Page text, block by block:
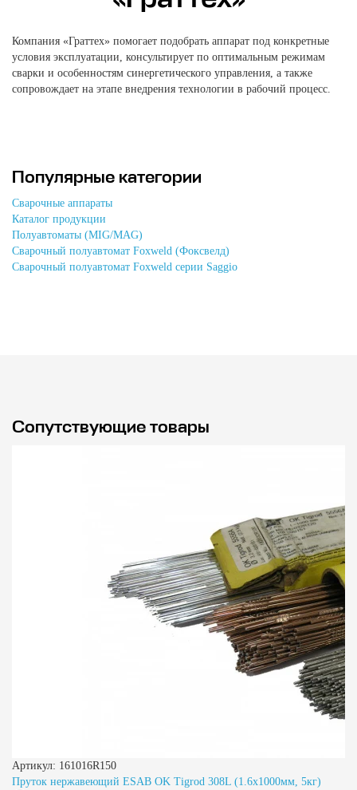
Компания «Граттех» помогает подобрать аппарат под конкретные
условия эксплуатации, консультирует по оптимальным режимам
сварки и особенностям синергетического управления, а также
сопровождает на этапе внедрения технологии в рабочий процесс.
Популярные категории
Сварочные аппараты
Каталог продукции
Полуавтоматы (MIG/MAG)
Сварочный полуавтомат Foxweld (Фоксвелд)
Сварочный полуавтомат Foxweld серии Saggio
Сопутствующие товары
Артикул: 161016R150
Пруток нержавеющий ESAB OK Tigrod 308L (1.6x1000мм, 5кг)